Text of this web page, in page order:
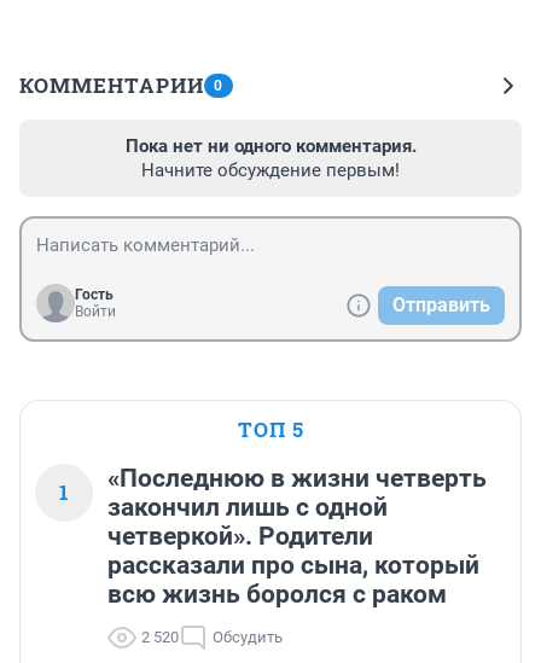
КОММЕНТАРИИ 0
Пока нет ни одного комментария.
Начните обсуждение первым!
Гость
Войти
Отправить
ТОП 5
1
«Последнюю в жизни четверть
закончил лишь с одной
четверкой». Родители
рассказали про сына, который
всю жизнь боролся с раком
2 520 Обсудить